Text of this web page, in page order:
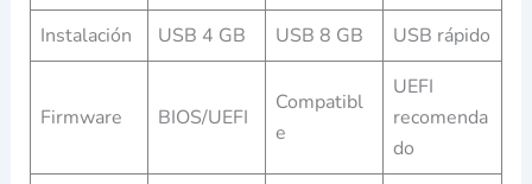
Instalación
USB 4 GB USB 8 GB USB rápido
Firmware BIOS/UEFI
Compatibl
e
UEFI
recomenda
do